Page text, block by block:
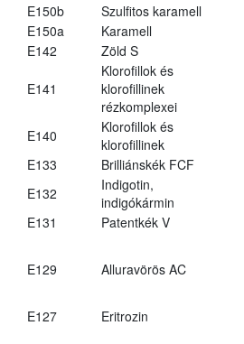
E150b
Szulfitos karamell
E150a
Karamell
E142
Zöld S
E141
Klorofillok és
klorofillinek
rézkomplexei
E140
Klorofillok és
klorofillinek
E133
Brilliánskék FCF
E132
Indigotin,
indigókármin
E131
Patentkék V
E129 Alluravörös AC
E127
Eritrozin